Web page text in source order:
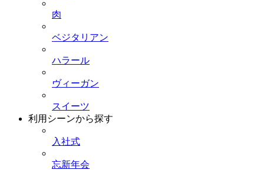
肉
ベジタリアン
ハラール
ヴィーガン
スイーツ
利用シーンから探す
入社式
忘新年会